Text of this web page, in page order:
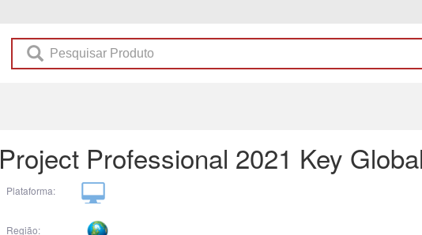
Project Professional 2021 Key Global
Plataforma:
Região: